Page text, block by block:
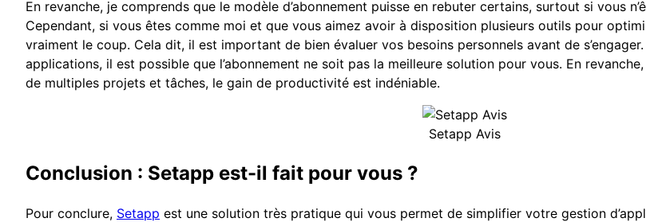
En revanche, je comprends que le modèle d’abonnement puisse en rebuter certains, surtout si vous
Cependant, si vous êtes comme moi et que vous aimez avoir à disposition plusieurs outils pour
vraiment le coup. Cela dit, il est important de bien évaluer vos besoins personnels avant de s’engager.
applications, il est possible que l’abonnement ne soit pas la meilleure solution pour vous. En
de multiples projets et tâches, le gain de productivité est indéniable.
Setapp Avis
Conclusion : Setapp est-il fait pour vous ?
Pour conclure, Setapp est une solution très pratique qui vous permet de simplifier votre gestion